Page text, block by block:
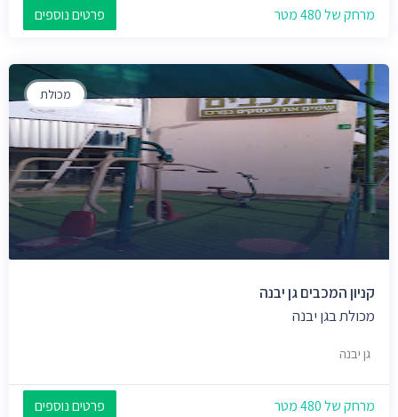
מרחק של 480 מטר פרטים נוספים
מכולת
קניון המכבים גן יבנה
מכולת בגן יבנה
גן יבנה
מרחק של 480 מטר פרטים נוספים